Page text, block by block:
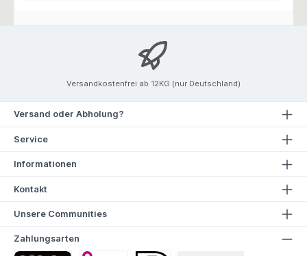
Versandkostenfrei ab 12KG (nur Deutschland)
Versand oder Abholung?
Service
Informationen
Kontakt
Unsere Communities
Zahlungsarten